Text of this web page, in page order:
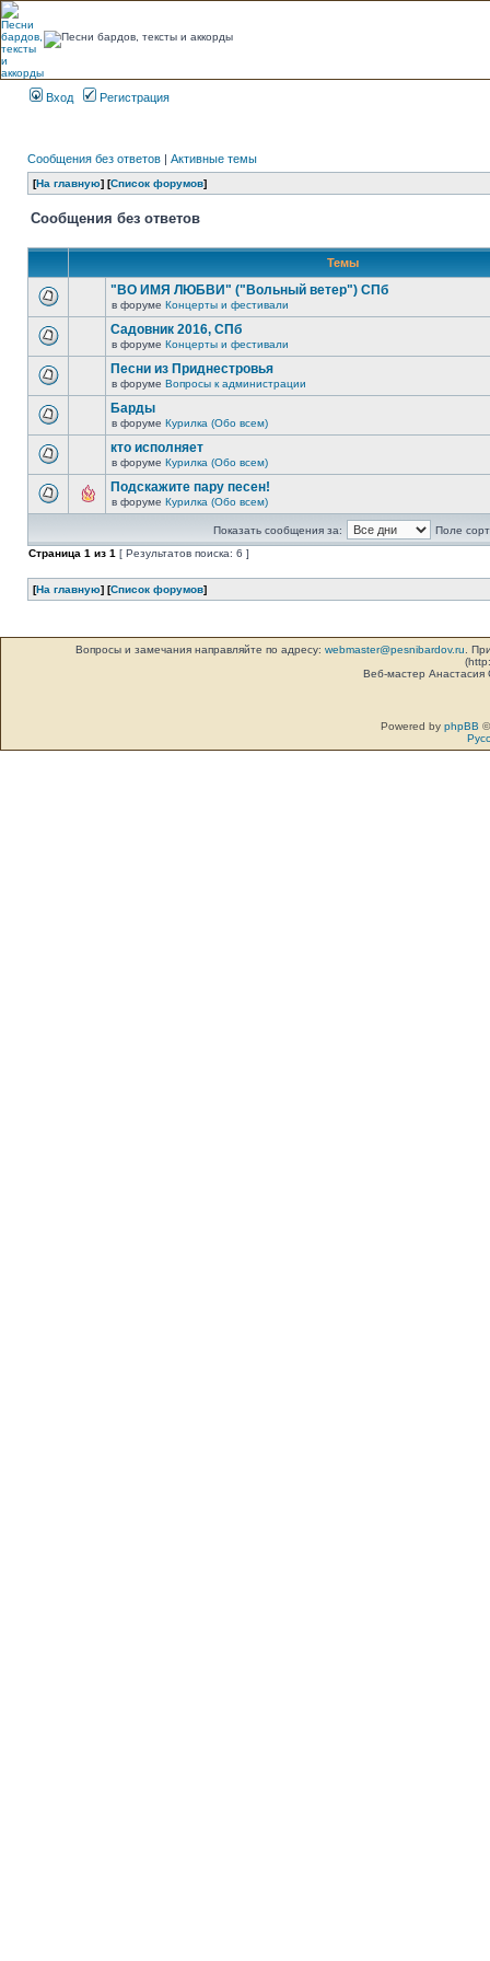
Вход Регистрация
Сообщения без ответов | Активные темы
[На главную] [Список форумов]
Сообщения без ответов
Темы
"ВО ИМЯ ЛЮБВИ" ("Вольный ветер") СПб
в форуме Концерты и фестивали
Садовник 2016, СПб
в форуме Концерты и фестивали
Песни из Приднестровья
в форуме Вопросы к администрации
Барды
в форуме Курилка (Обо всем)
кто исполняет
в форуме Курилка (Обо всем)
Подскажите пару песен!
в форуме Курилка (Обо всем)
Показать сообщения за:
Поле
Страница 1 из 1 [ Результатов поиска: 6 ]
[На главную] [Список форумов]
Вопросы и замечания направляйте по адресу: webmaster@pesnibardov.ru .
Веб-мастер
Powered by phpBB